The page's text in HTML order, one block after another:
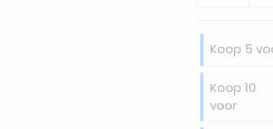
Koop 5
Koop 10
voor